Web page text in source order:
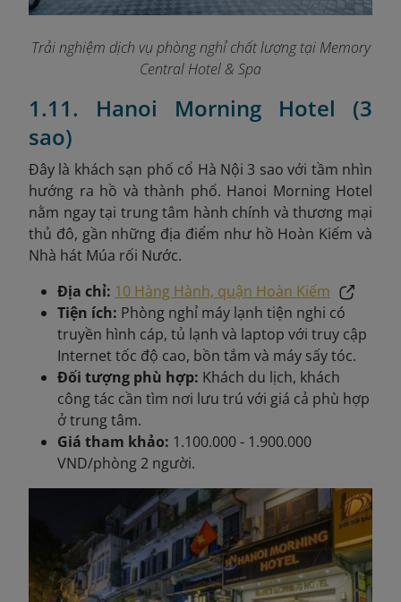
Trải nghiệm dịch vụ phòng nghỉ chất lượng tại Memory
Central Hotel & Spa
1.11. Hanoi Morning Hotel (3
sao)
Đây là khách sạn phố cổ Hà Nội 3 sao với tầm nhìn
hướng ra hồ và thành phố. Hanoi Morning Hotel
nằm ngay tại trung tâm hành chính và thương mại
thủ đô, gần những địa điểm như hồ Hoàn Kiếm và
Nhà hát Múa rối Nước.
Địa chỉ: 10 Hàng Hành, quận Hoàn Kiếm
Tiện ích: Phòng nghỉ máy lạnh tiện nghi có
truyền hình cáp, tủ lạnh và laptop với truy cập
Internet tốc độ cao, bồn tắm và máy sấy tóc.
Đối tượng phù hợp: Khách du lịch, khách
công tác cần tìm nơi lưu trú với giá cả phù hợp
ở trung tâm.
Giá tham khảo: 1.100.000 - 1.900.000
VND/phòng 2 người.